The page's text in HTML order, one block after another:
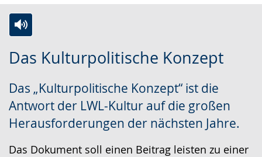
Das Kulturpolitische Konzept
Das „Kulturpolitische Konzept“ ist die
Antwort der LWL-Kultur auf die großen
Herausforderungen der nächsten Jahre.
Das Dokument soll einen Beitrag leisten zu einer
Leichten
wechseln.
Audio-
Video
Deutscher
Gebärdensprache
wird
angezeigt.